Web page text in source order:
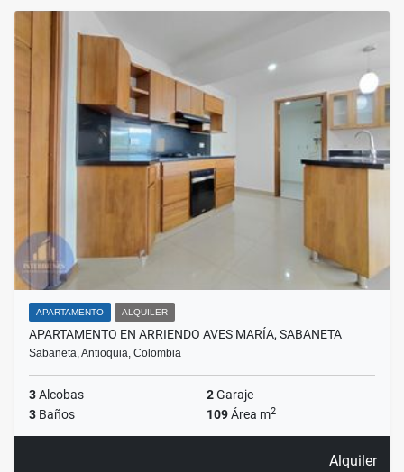
APARTAMENTO ALQUILER
APARTAMENTO EN ARRIENDO AVES MARÍA, SABANETA
Sabaneta, Antioquia, Colombia
3Alcobas 2Garaje
3 Baños 109Área m2
Alquiler